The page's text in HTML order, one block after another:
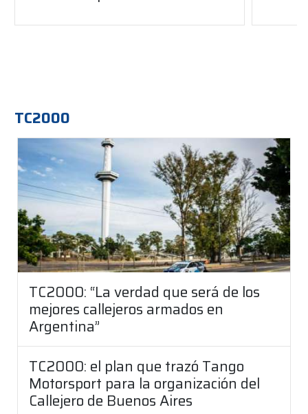
TC2000
TC2000: “La verdad que será de los
mejores callejeros armados en
Argentina”
TC2000: el plan que trazó Tango
Motorsport para la organización del
Callejero de Buenos Aires